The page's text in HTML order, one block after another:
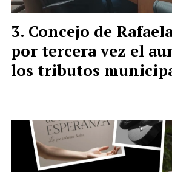
Concejo de
por tercera vez el
los tributos